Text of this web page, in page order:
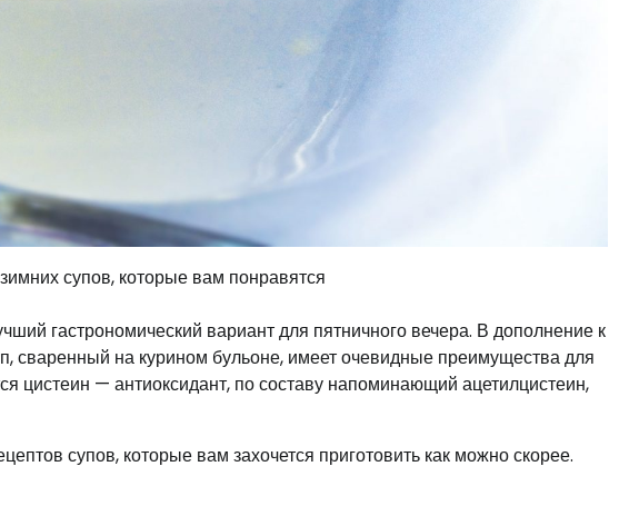
гастрономический вариант для пятничного вечера. В дополнение к
сваренный на курином бульоне, имеет очевидные преимущества для
цистеин — антиоксидант, по составу напоминающий ацетилцистеин,
супов, которые вам захочется приготовить как можно скорее.